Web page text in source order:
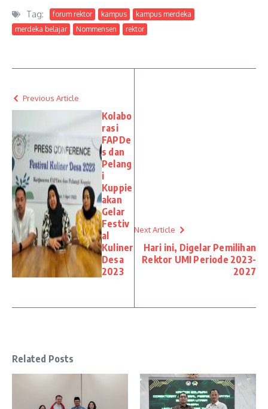
Tag: forum rektor kampus
kampus merdeka
merdeka belajar
Nommensen rektor
Previous Article
Kolabo
rasi
FAPDe
s dan
Pelang
i
Kuppie
akan
Gelar
Festiv
al
Kuliner
Desa
2023
Next Article
Hari ini, Digelar Pemilihan
Rektor UMI Periode 2023-
2027
Related Posts